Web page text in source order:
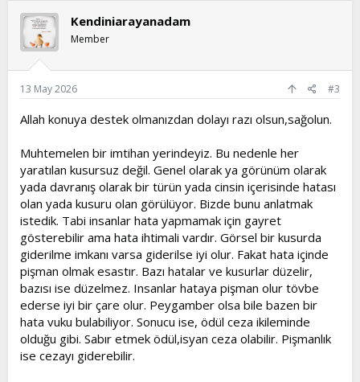
i
l
e
r
Kendiniarayanadam
Member
13 May 2026 #3
Allah konuya destek olmanızdan dolayı razı olsun,sağolun.
Muhtemelen bir imtihan yerindeyiz. Bu nedenle her
yaratılan kusursuz değil. Genel olarak ya görünüm olarak
yada davranış olarak bir türün yada cinsin içerisinde hatası
olan yada kusuru olan görülüyor. Bizde bunu anlatmak
istedik. Tabi insanlar hata yapmamak için gayret
gösterebilir ama hata ihtimali vardır. Görsel bir kusurda
giderilme imkanı varsa giderilse iyi olur. Fakat hata içinde
pişman olmak esastır. Bazı hatalar ve kusurlar düzelir,
bazısı ise düzelmez. Insanlar hataya pişman olur tövbe
ederse iyi bir çare olur. Peygamber olsa bile bazen bir
hata vuku bulabiliyor. Sonucu ise, ödül ceza ikileminde
olduğu gibi. Sabır etmek ödül,isyan ceza olabilir. Pişmanlık
ise cezayı giderebilir.